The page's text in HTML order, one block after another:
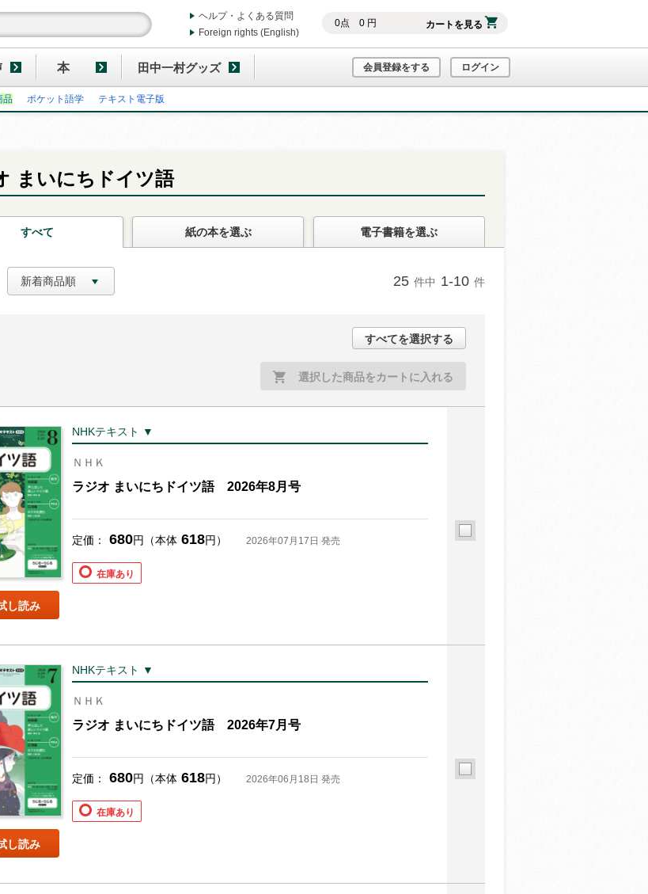
0点 0円 カートを見る
ヘルプ・よくある質問
Foreign rights (English)
本 田中一村グッズ 会員登録をする ログイン
品 ポケット語学 テキスト電子版
まいにちドイツ語
すべて 紙の本を選ぶ 電子書籍を選ぶ
新着商品順 25 件中 1-10 件
すべてを選択する
選択した商品をカートに入れる
し読み
NHKテキスト ▼
ＮＨＫ
ラジオ まいにちドイツ語 2026年8月号
定価： 680円（本体 618円） 2026年07月17日 発売
在庫あり
し読み
NHKテキスト ▼
ＮＨＫ
ラジオ まいにちドイツ語 2026年7月号
定価： 680円（本体 618円） 2026年06月18日 発売
在庫あり